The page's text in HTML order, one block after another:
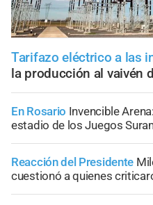
Tarifazo eléctrico a las
la producción al vaivén
En Rosario Invencible
estadio de los Juegos
Reacción del Presidente
cuestionó a quienes